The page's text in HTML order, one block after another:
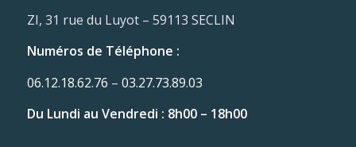
ZI, 31 rue du Luyot – 59113 SECLIN
Numéros de Téléphone :
06.12.18.62.76 – 03.27.73.89.03
Du Lundi au Vendredi : 8h00 – 18h00